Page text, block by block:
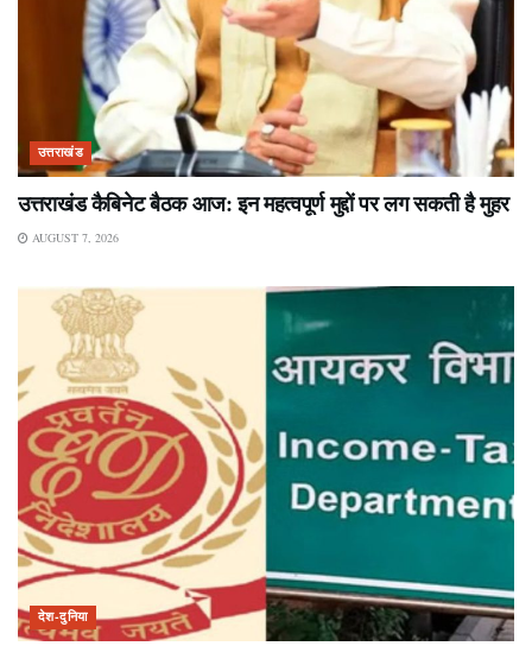
उत्तराखंड
उत्तराखंड कैबिनेट बैठक आज: इन महत्वपूर्ण मुद्दों पर लग सकती है मुहर
AUGUST 7, 2026
देश-दुनिया